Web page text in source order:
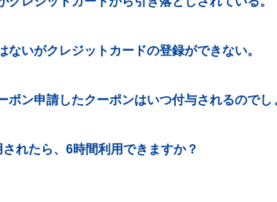
ないがクレジットカードの登録ができない。
ポン申請したクーポンはいつ付与されるのでし
れたら、6時間利用できますか？